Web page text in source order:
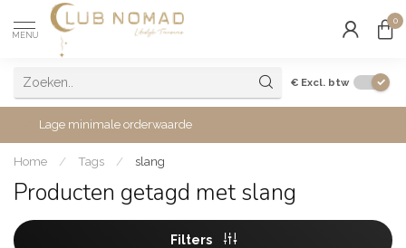
MENU
0
€ Excl. btw
Lage minimale orderwaarde
Home / Tags / slang
Producten getagd met slang
Filters